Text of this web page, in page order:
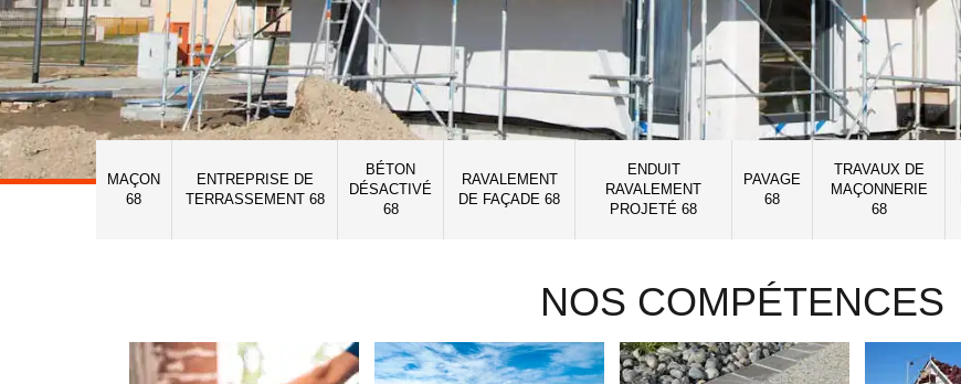
MAÇON
68
ENTREPRISE DE
TERRASSEMENT 68
BÉTON
DÉSACTIVÉ
68
RAVALEMENT
DE FAÇADE 68
ENDUIT
RAVALEMENT
PROJETÉ 68
PAVAGE
68
TRAVAUX DE
MAÇONNERIE
68
NOS COMPÉTENCES